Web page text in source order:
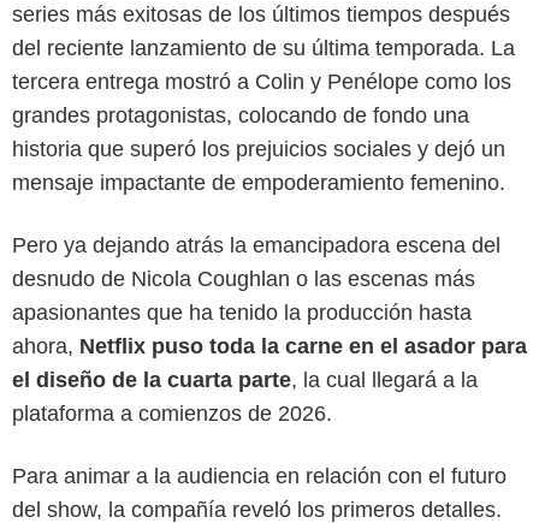
series más exitosas de los últimos tiempos después
del reciente lanzamiento de su última temporada. La
tercera entrega mostró a Colin y Penélope como los
grandes protagonistas, colocando de fondo una
historia que superó los prejuicios sociales y dejó un
mensaje impactante de empoderamiento femenino.
Pero ya dejando atrás la emancipadora escena del
desnudo de Nicola Coughlan o las escenas más
apasionantes que ha tenido la producción hasta
ahora, Netflix puso toda la carne en el asador para
el diseño de la cuarta parte, la cual llegará a la
plataforma a comienzos de 2026.
Para animar a la audiencia en relación con el futuro
del show, la compañía reveló los primeros detalles.
Netflix